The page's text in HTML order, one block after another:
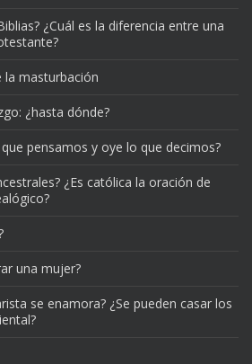
¿Cuál es la diferencia entre una
la masturbación
¿hasta dónde?
pensamos y oye lo que decimos?
¿Es católica la oración de
una mujer?
se enamora? ¿Se pueden casar los